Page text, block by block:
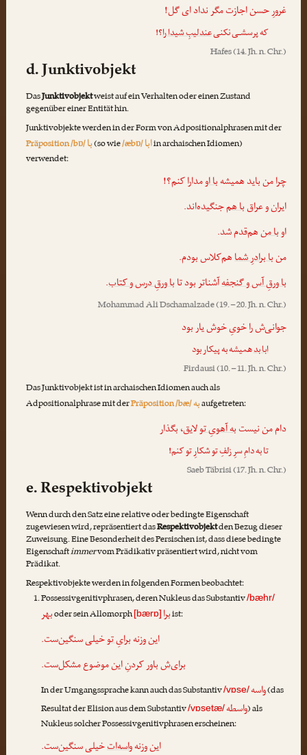
غرورِ حسن اجازت مگر نداد ای گل!
که پرسشـی نکنیعندلیبِ شیدا را؟!
Hafes(14. Jh. n. Chr.)
d. Junktivobjekt
DasJunktivobjektweist auf ein Verhalten oder einen Zustand
gegenüber einer Entität hin.
Junktivobjekte werden in der Form von Adpositionalphrasen mit der
Präposition /bɒ/با(so wie/æbɒ/اباin archaischen Idiomen)
verwendet:
چرا من باید همیشهبا اومدارا کنم؟!
ایران و عراقبا همجنگیده‌اند.
اوبا منهم‌قدم شد.
منبا برادرِ شماهم‌کلاس بودم.
با ورقِ آس و گنجفهآشناتر بود تابا ورقِ درس و کتاب.
Mohammad Ali Dschamalzade(19. – 20. Jh. n. Chr.)
جوانی‌ش را خویِ خوش یار بود
ابا بدهمیشه به پیکار بود
Firdausi(10. – 11. Jh. n. Chr.)
Das Junktivobjekt ist in archaischen Idiomen auch als
Adpositionalphrase mit derPräposition /bæ/بهaufgetreten:
دام من نیستبه آهویِ تولایق، بگذار
تا به دامِ سرِ زلفِ تو شکارِ تو کنم!
Saeb Täbrisi(17. Jh. n. Chr.)
e. Respektivobjekt
Wenn durch den Satz eine relative oder bedingte Eigenschaft
zugewiesen wird, repräsentiert dasRespektivobjektden Bezug dieser
Zuweisung. Eine Besonderheit des Persischen ist, dass diese bedingte
Eigenschaftimmervom Prädikativ präsentiert wird, nicht vom
Prädikat.
Respektivobjekte werden in folgenden Formen beobachtet:
Possessivgenitivphrasen, deren Nukleus das Substantiv/bæhr/
بهرoder sein Allomorph[bærɒ] براist:
این وزنهبرایِ توخیلی سنگین‌ست.
برای‌شباور کردنِ این موضوع مشکل‌ست.
In der Umgangssprache kann auch das Substantiv/vɒse/واسه(das
Resultat der Elision aus dem Substantiv/vɒsetæ/واسطه) als
Nukleus solcher Possessivgenitivphrasen erscheinen:
این وزنهواسه‌اتخیلی سنگین‌ست.